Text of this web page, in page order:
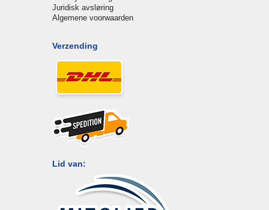
Juridisk avsløring
Algemene voorwaarden
Verzending
Lid van: